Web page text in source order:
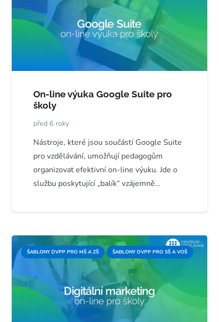
On-line výuka Google Suite pro
školy
před 6 roky
Nástroje, které jsou součástí Google Suite
pro vzdělávání, umožňují pedagogům
organizovat efektivní on-line výuku. Jde o
službu poskytující „balík“ vzájemně…
ŠABLONY DVPP PRO MŠ A ZŠ ŠABLONY DVPP PRO SŠ A VOŠ